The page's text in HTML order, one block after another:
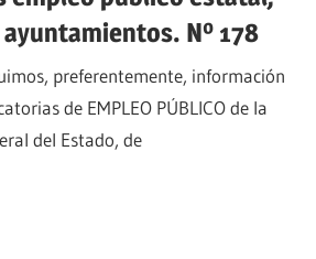
Nº 178
preferentemente, información
de EMPLEO PÚBLICO de la
del Estado, de